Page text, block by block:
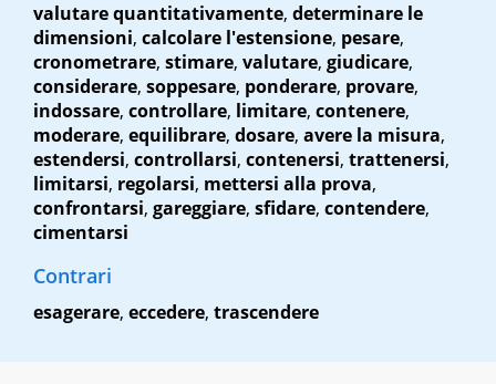
valutare quantitativamente, determinare le
dimensioni, calcolare l'estensione, pesare,
cronometrare, stimare, valutare, giudicare,
considerare, soppesare, ponderare, provare,
indossare, controllare, limitare, contenere,
moderare, equilibrare, dosare, avere la misura,
estendersi, controllarsi, contenersi, trattenersi,
limitarsi, regolarsi, mettersi alla prova,
confrontarsi, gareggiare, sfidare, contendere,
cimentarsi
Contrari
esagerare, eccedere, trascendere